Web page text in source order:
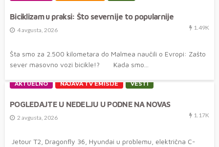
Biciklizam u praksi: Što severnije to popularnije
4 avgusta, 2026 1.49K
Šta smo za 2.500 kilometara do Malmea naučili o Evropi: Zašto
sever masovno vozi bicikle!? Kada smo...
AKTUELNO NAJAVA TV EMISIJE VESTI
POGLEDAJTE U NEDELJU U PODNE NA NOVAS
2 avgusta, 2026 1.17K
Jetour T2, Dragonfly 36, Hyundai u problemu, električna C-